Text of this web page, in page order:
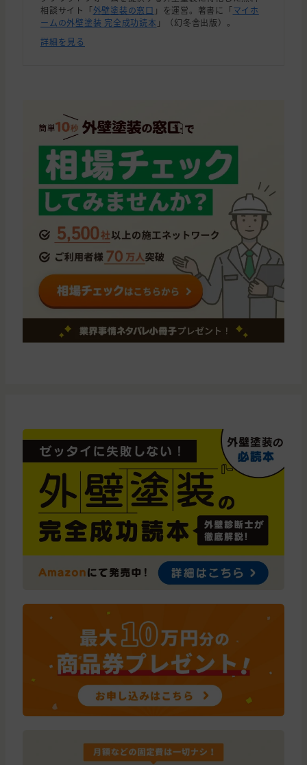
相談サイト「外壁塗装の窓口 」を運営。著書に「マイホ
ームの外壁塗装 完全成功読本 」（幻冬舎出版）。
詳細を見る